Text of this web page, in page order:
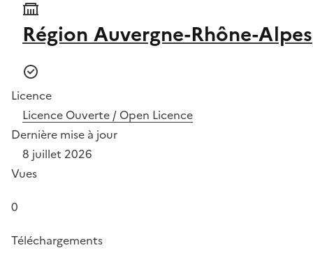
Région Auvergne-Rhône-Alpes
Licence
Licence Ouverte / Open Licence
Dernière mise à jour
8 juillet 2026
Vues
0
Téléchargements